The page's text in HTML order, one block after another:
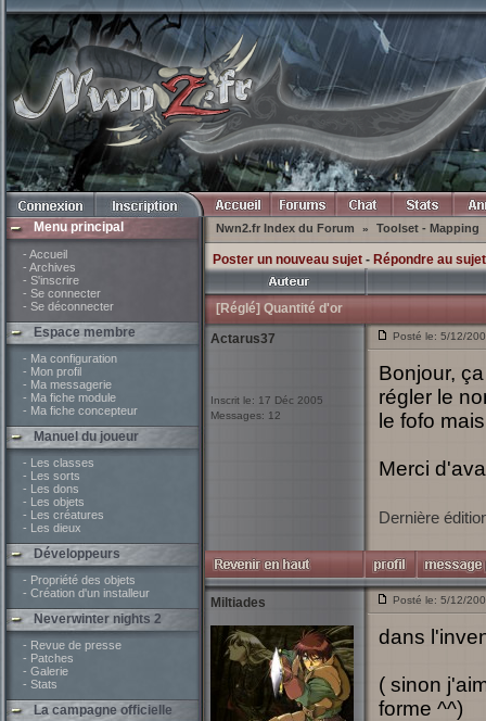
Menu principal
- Accueil
- Archives
- S'inscrire
- Se connecter
- Se déconnecter
Espace membre
- Ma configuration
- Mon profil
- Ma messagerie
- Ma fiche module
- Ma fiche concepteur
Manuel du joueur
- Les classes
- Les sorts
- Les dons
- Les objets
- Les créatures
- Les dieux
Développeurs
- Propriété des objets
- Création d'un installeur
Neverwinter nights 2
- Revue de presse
- Patches
- Galerie
- Stats
La campagne officielle
Nwn2.fr Index du Forum » Toolset - Mapping
Poster un nouveau sujet- Répondre au sujet
[Réglé] Quantité d'or
Actarus37
Inscrit le: 17 Déc 2005
Messages: 12
Posté le: 5/12/
Bonjour,
régler le
le fofo
Merci
Dernière
Miltiades Posté le: 5/12/
dans
( sinon
forme ^^)